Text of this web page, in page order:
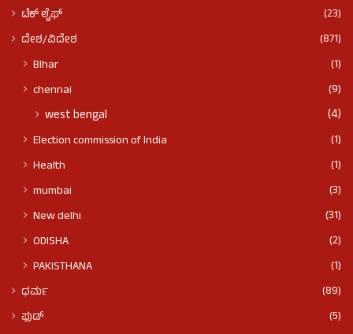
ಟೆಕ್ ಲೈಫ್
(23)
ದೇಶ/ವಿದೇಶ
(871)
BIhar
(1)
chennai
(9)
west bengal (4)
Election commission of India
(1)
Health
(1)
mumbai
(3)
New delhi
(31)
ODISHA
(2)
PAKISTHANA
(1)
ಧರ್ಮ
(89)
ಫುಡ್​​
(5)